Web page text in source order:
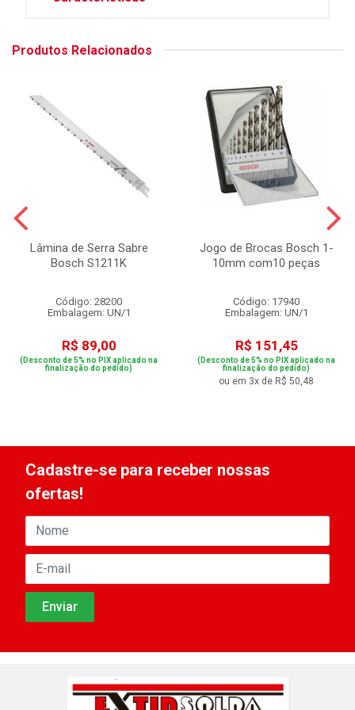
Produtos Relacionados
Lâmina de Serra Sabre
Bosch S1211K
Código: 28200
Embalagem: UN/1
R$ 89,00
(Desconto de 5% no PIX aplicado na
finalização do pedido)
Jogo de Brocas Bosch 1-
10mm com10 peças
Código: 17940
Embalagem: UN/1
R$ 151,45
(Desconto de 5% no PIX aplicado na
finalização do pedido)
ou em 3x de R$ 50,48
Cadastre-se para receber nossas
ofertas!